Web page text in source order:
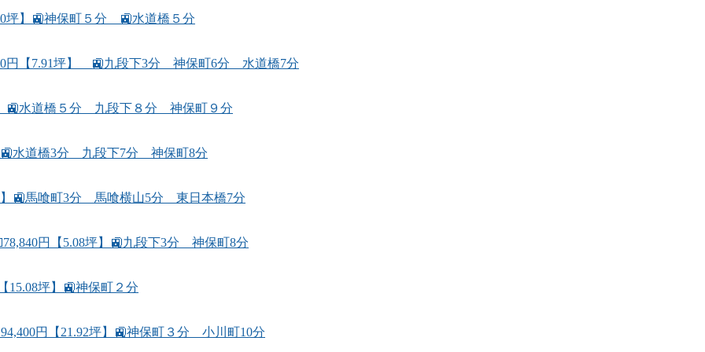
坪】🚉神保町５分 🚉水道橋５分
円【7.91坪】 🚉九段下3分 神保町6分 水道橋7分
】🚉水道橋５分 九段下８分 神保町９分
🚉水道橋3分 九段下7分 神保町8分
】🚉馬喰町3分 馬喰横山5分 東日本橋7分
円【5.08坪】🚉九段下3分 神保町8分
15.08坪】🚉神保町２分
円【21.92坪】🚉神保町３分 小川町10分